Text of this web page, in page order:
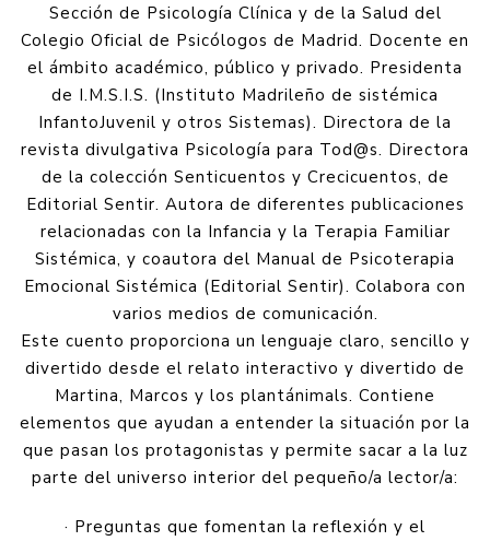
Sección de Psicología Clínica y de la Salud del
Colegio Oficial de Psicólogos de Madrid. Docente en
el ámbito académico, público y privado. Presidenta
de I.M.S.I.S. (Instituto Madrileño de sistémica
InfantoJuvenil y otros Sistemas). Directora de la
revista divulgativa Psicología para Tod@s. Directora
de la colección Senticuentos y Crecicuentos, de
Editorial Sentir. Autora de diferentes publicaciones
relacionadas con la Infancia y la Terapia Familiar
Sistémica, y coautora del Manual de Psicoterapia
Emocional Sistémica (Editorial Sentir). Colabora con
varios medios de comunicación.
Este cuento proporciona un lenguaje claro, sencillo y
divertido desde el relato interactivo y divertido de
Martina, Marcos y los plantánimals. Contiene
elementos que ayudan a entender la situación por la
que pasan los protagonistas y permite sacar a la luz
parte del universo interior del pequeño/a lector/a:
· Preguntas que fomentan la reflexión y el